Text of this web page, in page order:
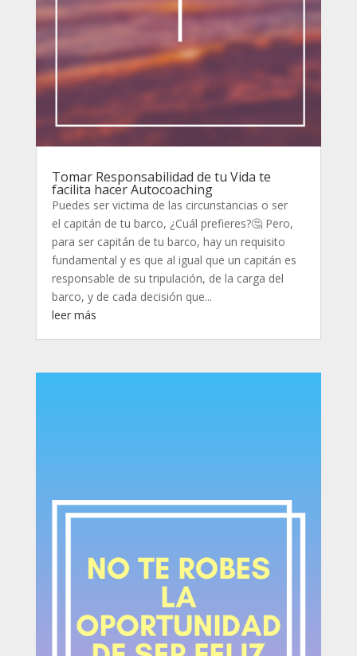
Tomar Responsabilidad de tu Vida te
facilita hacer Autocoaching
Puedes ser victima de las circunstancias o ser
el capitán de tu barco, ¿Cuál prefieres?🤔 Pero,
para ser capitán de tu barco, hay un requisito
fundamental y es que al igual que un capitán es
responsable de su tripulación, de la carga del
barco, y de cada decisión que...
leer más